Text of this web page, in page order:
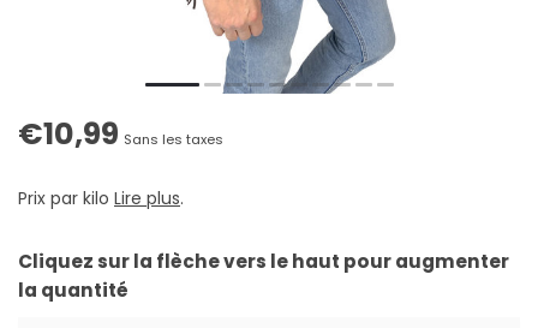
€10,99 Sans les taxes
Prix par kilo Lire plus.
Cliquez sur la flèche vers le haut pour augmenter
la quantité